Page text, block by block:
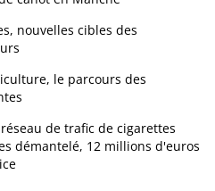
nouvelles cibles des
le parcours des
de trafic de cigarettes
démantelé, 12 millions d'euros